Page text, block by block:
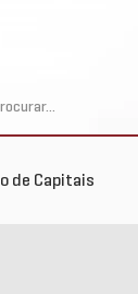
de Capitais